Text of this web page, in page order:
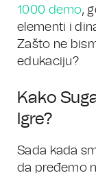
1000 demo,
elementi i
Zašto ne
edukaciju?
Kako
Igre?
Sada kada
da pređemo